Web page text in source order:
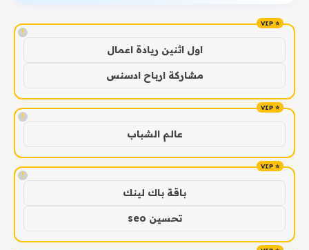
!
اول اثنين ريادة اعمال
مشاركة ارباح ادسنس
!
عالم الشباب
!
باقة باك لينك
تحسين seo